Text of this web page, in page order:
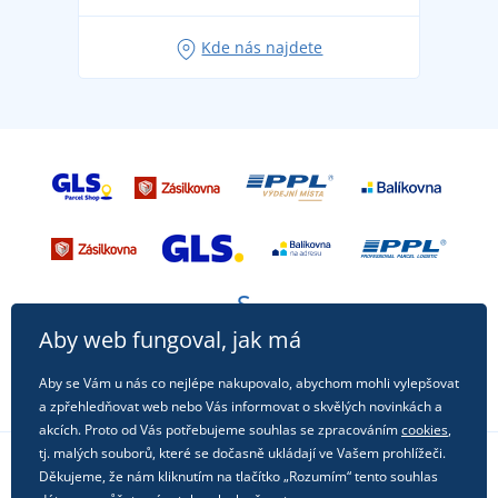
Kde nás najdete
Sledujte nás na sociálních sítích
Aby web fungoval, jak má
Aby se Vám u nás co nejlépe nakupovalo, abychom mohli vylepšovat
a zpřehledňovat web nebo Vás informovat o skvělých novinkách a
akcích. Proto od Vás potřebujeme souhlas se zpracovánímcookies,
tj. malých souborů, které se dočasně ukládají ve Vašem prohlížeči.
Děkujeme, že nám kliknutím na tlačítko „Rozumím“ tento souhlas